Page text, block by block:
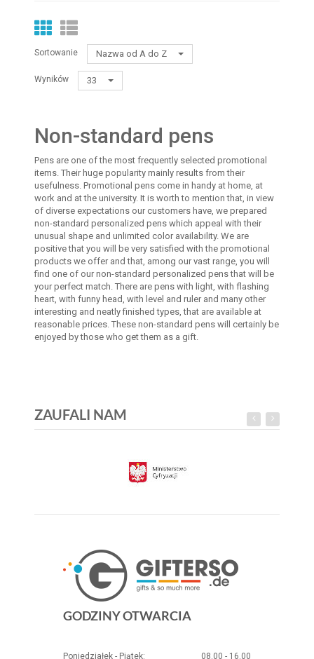
Sortowanie Nazwa od A do Z
Wyników 33
Non-standard pens
Pens are one of the most frequently selected promotional
items. Their huge popularity mainly results from their
usefulness. Promotional pens come in handy at home, at
work and at the university. It is worth to mention that, in view
of diverse expectations our customers have, we prepared
non-standard personalized pens which appeal with their
unusual shape and unlimited color availability. We are
positive that you will be very satisfied with the promotional
products we offer and that, among our vast range, you will
find one of our non-standard personalized pens that will be
your perfect match. There are pens with light, with flashing
heart, with funny head, with level and ruler and many other
interesting and neatly finished types, that are available at
reasonable prices. These non-standard pens will certainly be
enjoyed by those who get them as a gift.
ZAUFALI NAM
GODZINY OTWARCIA
Poniedziałek - Piątek: 08.00 - 16.00